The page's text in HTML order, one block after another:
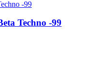
Techno -99